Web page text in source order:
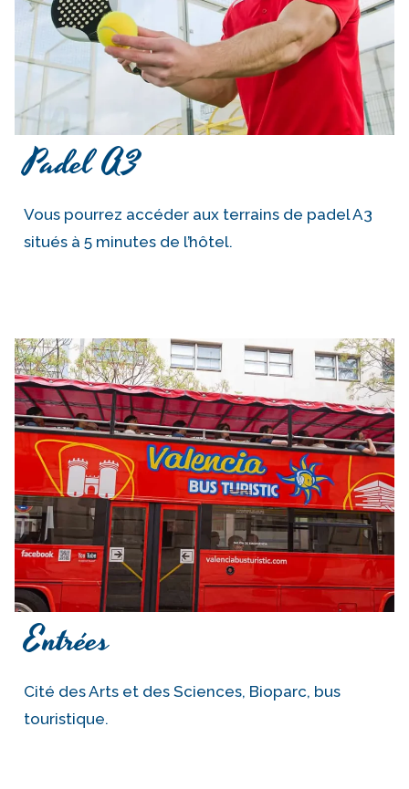
Padel A3
Vous pourrez accéder aux terrains de padel A3
situés à 5 minutes de l’hôtel.
Entrées
Cité des Arts et des Sciences, Bioparc, bus
touristique.